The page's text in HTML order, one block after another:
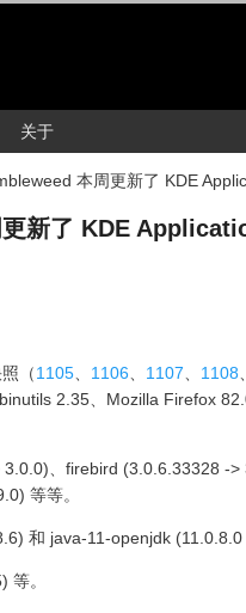
关于
本周更新了 KDE
新了 KDE
（1105、 1106、 1107、 1108、
2.35、Mozilla Firefox
、firebird (3.0.6.33328 ->
等等。
和 java-11-openjdk (11.0.8.0
等。